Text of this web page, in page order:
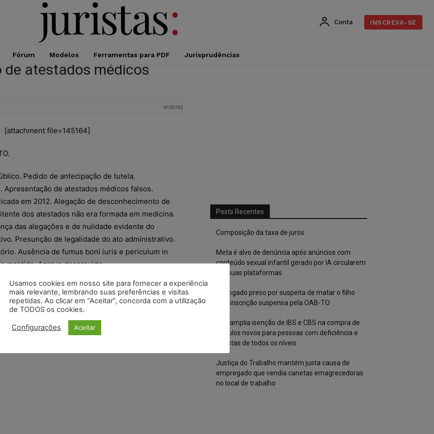
Conta INSCREVA-SE
Fórum Modelos Ferramentas para PDF Jurisprudências
de atestados médicos
#145162
[attachment file=145164]
Pedido de antecipação de tutela.
Apresentação de atestados médicos falsos.
em 2012. Alegação de desconhecimento de
dos atestados não era formada em medicina.
das alegações e de nulidade evidente do
Presunção de legalidade do ato administrativo.
Ausência de fumus boni iuris e periculum in
mantida. Agravo desprovido.
2222824-76.2016.8.26.0000; Relator
Julgador: 10ª Câmara de Direito Público; Foro de
Pública; Data do Julgamento: 08/05/2017; Data de
Posts Recentes
Composição da taxa de juros
Meta é alvo de denúncia após anúncios com
conteúdo sexual infantil gerado por IA circularem
em suas plataformas
Advogado preso por suspeita de matar o filho
tem inscrição suspensa pela OAB-TO
STF amplia isenção de IBS e CBS na compra de
veículos novos para pessoas com deficiência e
autistas de todos os níveis
Justiça do Trabalho mantém justa causa de
empregado que vendia canetas emagrecedoras
no local de trabalho
Usamos cookies em nosso site para fornecer a experiência
mais relevante, lembrando suas preferências e visitas
repetidas. Ao clicar em “Aceitar”, concorda com a utilização
de TODOS os cookies.
Configurações Aceitar